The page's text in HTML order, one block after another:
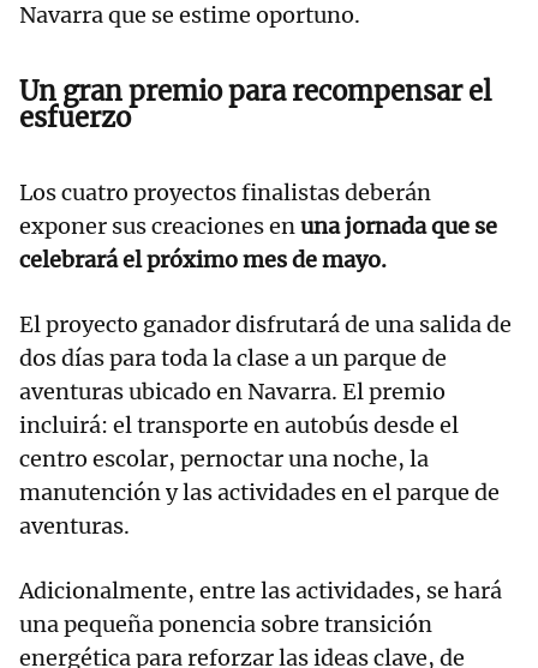
Navarra que se estime oportuno.
Un gran premio para recompensar el
esfuerzo
Los cuatro proyectos finalistas deberán
exponer sus creaciones enuna jornada que se
celebrará el próximo mes de mayo.
El proyecto ganador disfrutará de una salida de
dos días para toda la clase a un parque de
aventuras ubicado en Navarra. El premio
incluirá: el transporte en autobús desde el
centro escolar, pernoctar una noche, la
manutención y las actividades en el parque de
aventuras.
Adicionalmente, entre las actividades, se hará
una pequeña ponencia sobre transición
energética para reforzar las ideas clave, de